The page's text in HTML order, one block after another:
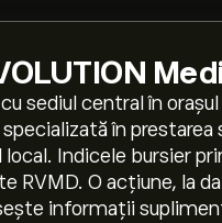
sediul central în
în
Indicele bursier
RVMD. O acțiune, la
informații